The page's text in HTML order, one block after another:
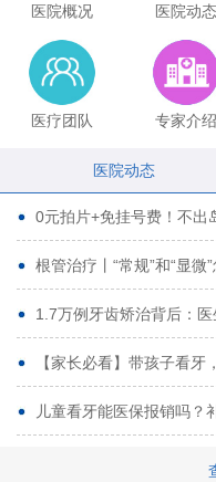
医院概况 医院动态
医疗团队 专家介绍
医院动态
0元拍片+免挂号费！不出
根管治疗丨“常规”和“显微
1.7万例牙齿矫治背后：
【家长必看】带孩子看牙
儿童看牙能医保报销吗？